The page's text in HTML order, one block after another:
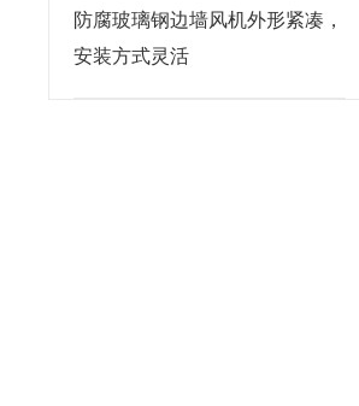
防腐玻璃钢边墙风机外形紧凑，
安装方式灵活